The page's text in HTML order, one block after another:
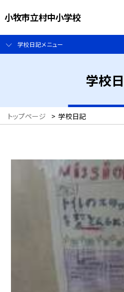
小牧市立村中小学校
学校日記メニュー
学校
トップページ > 学校日記